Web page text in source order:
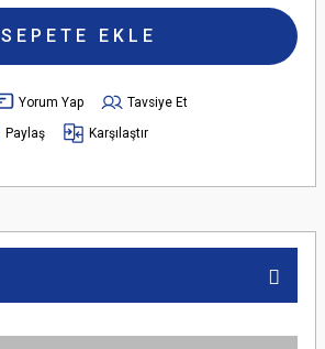
SEPETE EKLE
Yorum Yap
Tavsiye Et
Paylaş Karşılaştır